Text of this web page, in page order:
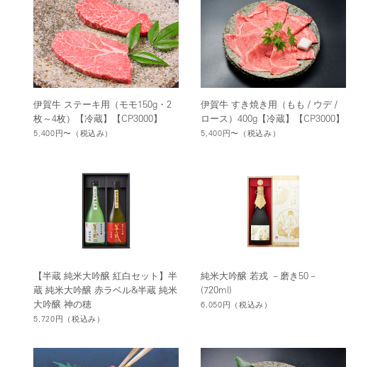
伊賀牛 ステーキ用（モモ150g・2
枚～4枚）【冷蔵】【CP3000】
5,400円〜 （税込み）
伊賀牛 すき焼き用（もも / ウデ /
ロース）400g【冷蔵】【CP3000】
5,400円〜 （税込み）
【半蔵 純米大吟醸 紅白セット】半
蔵 純米大吟醸 赤ラベル&半蔵 純米
大吟醸 神の穂
5,720円 （税込み）
純米大吟醸 若戎 －磨き50－
(720ml)
6,050円 （税込み）